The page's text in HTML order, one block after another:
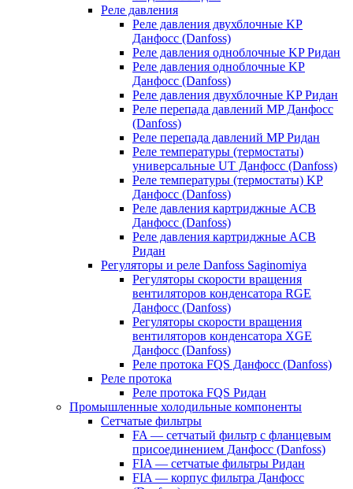
Реле давления
Реле давления двухблочные KP
Данфосс (Danfoss)
Реле давления одноблочные KP Ридан
Реле давления одноблочные KP
Данфосс (Danfoss)
Реле давления двухблочные KP Ридан
Реле перепада давлений MP Данфосс
(Danfoss)
Реле перепада давлений MP Ридан
Реле температуры (термостаты)
универсальные UT Данфосс (Danfoss)
Реле температуры (термостаты) KP
Данфосс (Danfoss)
Реле давления картриджные ACB
Данфосс (Danfoss)
Реле давления картриджные ACB
Ридан
Регуляторы и реле Danfoss Saginomiya
Регуляторы скорости вращения
вентиляторов конденсатора RGE
Данфосс (Danfoss)
Регуляторы скорости вращения
вентиляторов конденсатора XGE
Данфосс (Danfoss)
Реле протока FQS Данфосс (Danfoss)
Реле протока
Реле протока FQS Ридан
Промышленные холодильные компоненты
Сетчатые фильтры
FA — сетчатый фильтр с фланцевым
присоединением Данфосс (Danfoss)
FIA — сетчатые фильтры Ридан
FIA — корпус фильтра Данфосс